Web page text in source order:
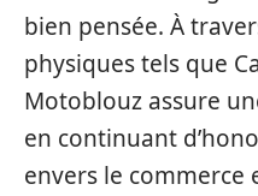
bien pensée. À
physiques tels que
Motoblouz assure
en continuant
envers le commerce